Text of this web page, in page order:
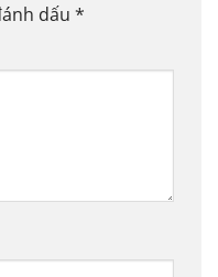
dấu *